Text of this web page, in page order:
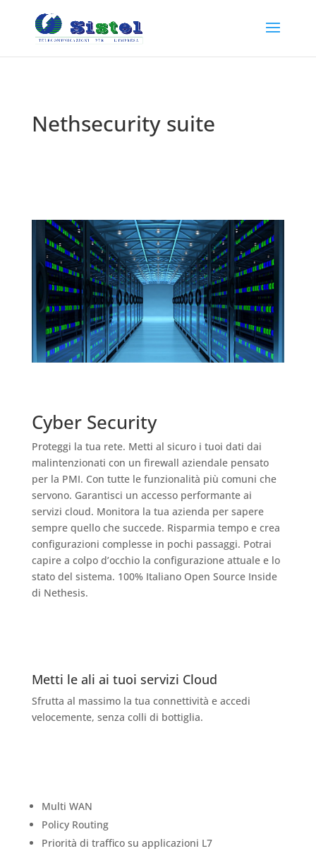
Nethsecurity suite
Cyber Security
Proteggi la tua rete. Metti al sicuro i tuoi dati dai
malintenzionati con un firewall aziendale pensato
per la PMI. Con tutte le funzionalità più comuni che
servono. Garantisci un accesso performante ai
servizi cloud. Monitora la tua azienda per sapere
sempre quello che succede. Risparmia tempo e crea
configurazioni complesse in pochi passaggi. Potrai
capire a colpo d’occhio la configurazione attuale e lo
stato del sistema. 100% Italiano Open Source Inside
di Nethesis.
Metti le ali ai tuoi servizi Cloud
Sfrutta al massimo la tua connettività e accedi
velocemente, senza colli di bottiglia.
Multi WAN
Policy Routing
Priorità di traffico su applicazioni L7